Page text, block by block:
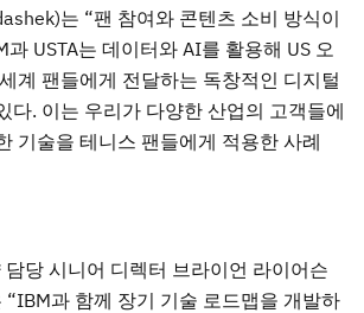
는 “팬 참여와 콘텐츠 소비 방식이
과 USTA는 데이터와 AI를 활용해 US 오
계 팬들에게 전달하는 독창적인 디지털
다. 이는 우리가 다양한 산업의 고객들에
기술을 테니스 팬들에게 적용한 사례
담당 시니어 디렉터 브라이언 라이어슨
“IBM과 함께 장기 기술 로드맵을 개발하